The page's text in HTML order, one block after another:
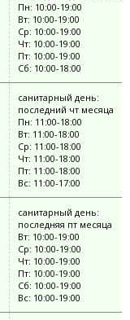
Пн: 10:00-19:00
Вт: 10:00-19:00
Ср: 10:00-19:00
Чт: 10:00-19:00
Пт: 10:00-19:00
Сб: 10:00-18:00
санитарный день:
последний чт месяца
Пн: 11:00-18:00
Вт: 11:00-18:00
Ср: 11:00-18:00
Чт: 11:00-18:00
Пт: 11:00-18:00
Вс: 11:00-17:00
санитарный день:
последняя пт месяца
Вт: 10:00-19:00
Ср: 10:00-19:00
Чт: 10:00-19:00
Пт: 10:00-19:00
Сб: 10:00-19:00
Вс: 10:00-19:00